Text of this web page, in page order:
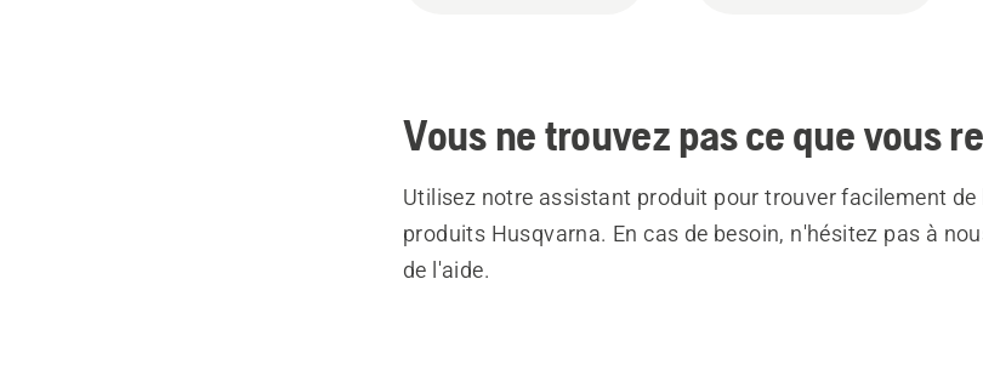
Vous ne trouvez pas ce que vous
Utilisez notre assistant produit pour trouver facilement de
produits Husqvarna. En cas de besoin, n'hésitez pas à
de l'aide.